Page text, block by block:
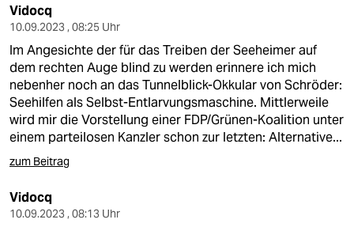
Vidocq
10.09.2023 , 08:25 Uhr
Im Angesichte der für das Treiben der Seeheimer auf
dem rechten Auge blind zu werden erinnere ich mich
nebenher noch an das Tunnelblick-Okkular von Schröder:
Seehilfen als Selbst-Entlarvungsmaschine. Mittlerweile
wird mir die Vorstellung einer FDP/Grünen-Koalition unter
einem parteilosen Kanzler schon zur letzten: Alternative...
zum Beitrag
Vidocq
10.09.2023 , 08:13 Uhr